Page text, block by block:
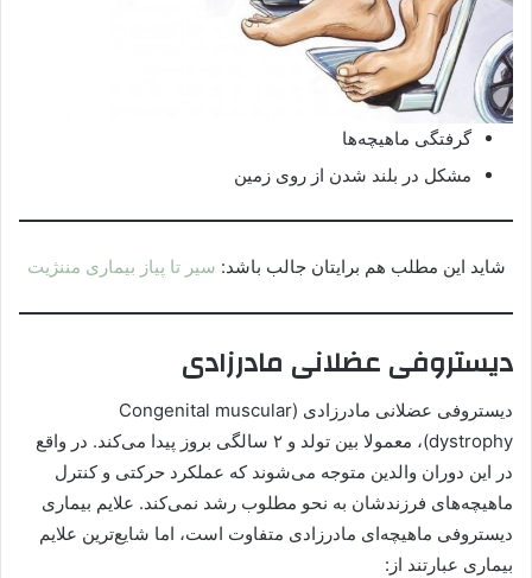
گرفتگی ماهیچه‌ها
مشکل در بلند شدن از روی زمین
شاید این مطلب هم برایتان جالب باشد: سیر تا پیاز بیماری مننژیت
دیستروفی عضلانی مادرزادی
دیستروفی عضلانی مادرزادی (Congenital muscular
dystrophy)، معمولا بین تولد و ۲ سالگی بروز پیدا می‌کند. در واقع
در این دوران والدین متوجه می‌شوند که عملکرد حرکتی و کنترل
ماهیچه‌های فرزندشان به نحو مطلوب رشد نمی‌کند. علایم بیماری
دیستروفی ماهیچه‌ای مادرزادی متفاوت است، اما شایع‌ترین علایم
بیماری عبارتند از: